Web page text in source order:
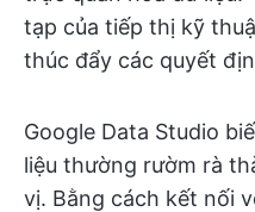
tạp của tiếp thị kỹ
thúc đẩy các quyết
Google Data Studio
liệu thường rườm rà
vị. Bằng cách kết nối